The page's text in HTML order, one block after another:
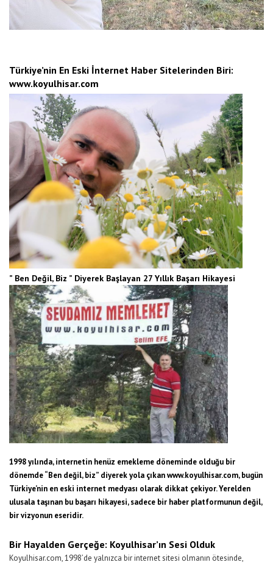
Türkiye’nin En Eski İnternet Haber Sitelerinden Biri:
www.koyulhisar.com
” Ben Değil, Biz ” Diyerek Başlayan 27 Yıllık Başarı Hikayesi
1998 yılında, internetin henüz emekleme döneminde olduğu bir
dönemde “Ben değil, biz” diyerek yola çıkanwww.koyulhisar.com, bugün
Türkiye’nin en eski internet medyası olarak dikkat çekiyor. Yerelden
ulusala taşınan bu başarı hikayesi, sadece bir haber platformunun değil,
bir vizyonun eseridir.
Bir Hayalden Gerçeğe: Koyulhisar’ın Sesi Olduk
Koyulhisar.com, 1998’de yalnızca bir internet sitesi olmanın ötesinde,